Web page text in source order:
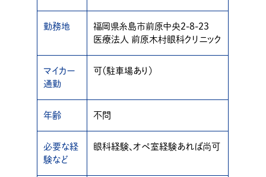
勤務地
福岡県糸島市前原中央2-8-23
医療法人 前原木村眼科クリニック
マイカー
通勤
可（駐車場あり）
年齢 不問
必要な経
験など
眼科経験、オペ室経験あれば尚可